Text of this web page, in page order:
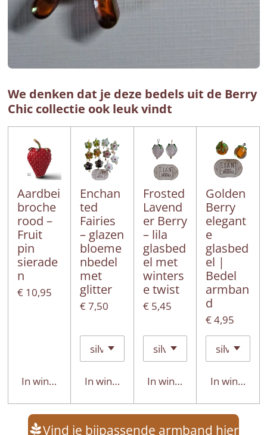
We denken dat je deze bedels uit de Berry
Chic collectie ook leuk vindt
Aardbei
broche
rood –
Fruit
pin
sierade
n
€ 10,95
In winkelwagen
Enchan
ted
Fairies
– glazen
bloeme
nbedel
met
glitter
€ 7,50
In winkelwagen
Frosted
Lavend
er Berry
– lila
glasbed
el met
winters
e twist
€ 5,45
In winkelwagen
Golden
Berry
elegant
e
glasbed
el |
Bedel
armban
d
€ 4,95
In
Vind je bijpassende armband hier